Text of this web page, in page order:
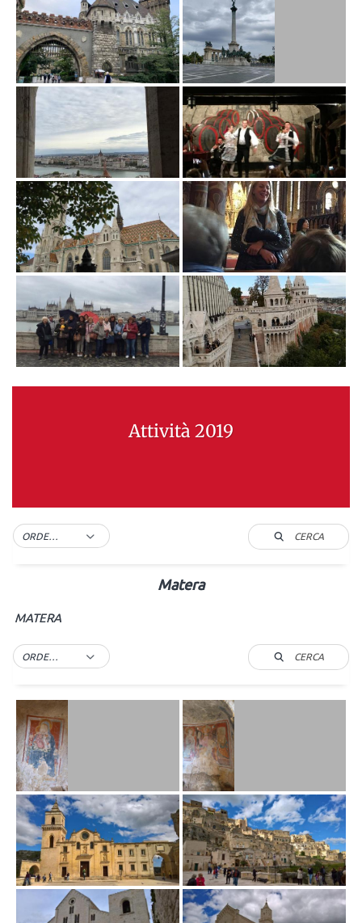
Attività 2019
ORDER BY DEFAULT CERCA
Matera
MATERA
ORDER BY DEFAULT CERCA